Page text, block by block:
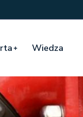
Wiedza